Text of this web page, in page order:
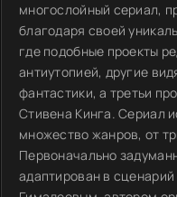
многослойный сериал,
благодаря своей
где подобные проекты
антиутопией, другие
фантастики, а третьи
Стивена Кинга. Сериал
множество жанров, от
Первоначально
адаптирован в